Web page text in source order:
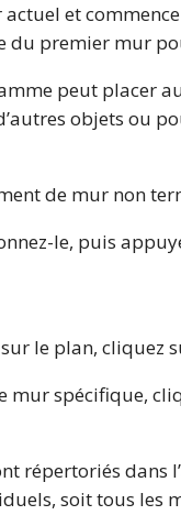
et
du premier mur
peut placer
objets ou
de mur non
le, puis
le plan, cliquez
mur spécifique,
répertoriés dans l’
soit tous les